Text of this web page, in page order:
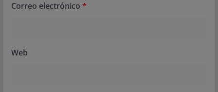
Correo electrónico *
Web